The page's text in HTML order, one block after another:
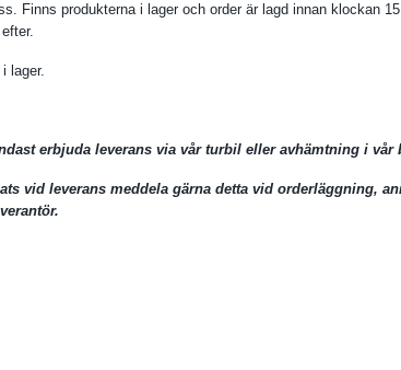
Finns produkterna i lager och order är lagd innan klockan
lager.
erbjuda leverans via vår turbil eller avhämtning i vår
vid leverans meddela gärna detta vid orderläggning,